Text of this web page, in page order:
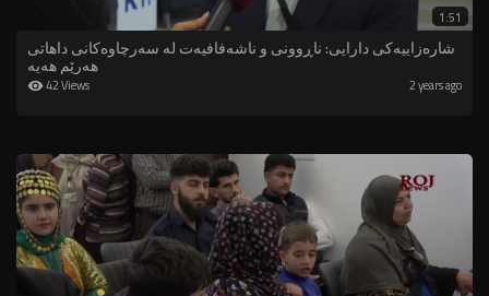
1:51
شارەزاییەکی دارایی: ناڕوونی و ناشەفافیەت لە سەرچاوەکانی داهاتی
هەرێم هەیە
42 Views 2 years ago